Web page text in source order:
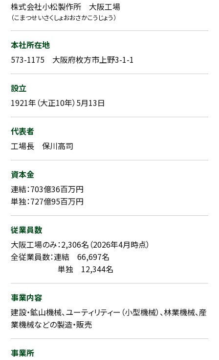
株式会社小松製作所 大阪工場
（こまつせいさくしょおおさかこうじょう）
本社所在地
573-1175 大阪府枚方市上野3-1-1
設立
1921年（大正10年）5月13日
代表者
工場長 保川高司
資本金
連結：703億36百万円
単独：727億95百万円
従業員数
大阪工場のみ：2,306名（2026年4月時点）
全従業員数：連結 66,697名
単独 12,344名
事業内容
建設・鉱山機械、ユーティリティー（小型機械）、林業機械、産
業機械などの製造・販売
事業所